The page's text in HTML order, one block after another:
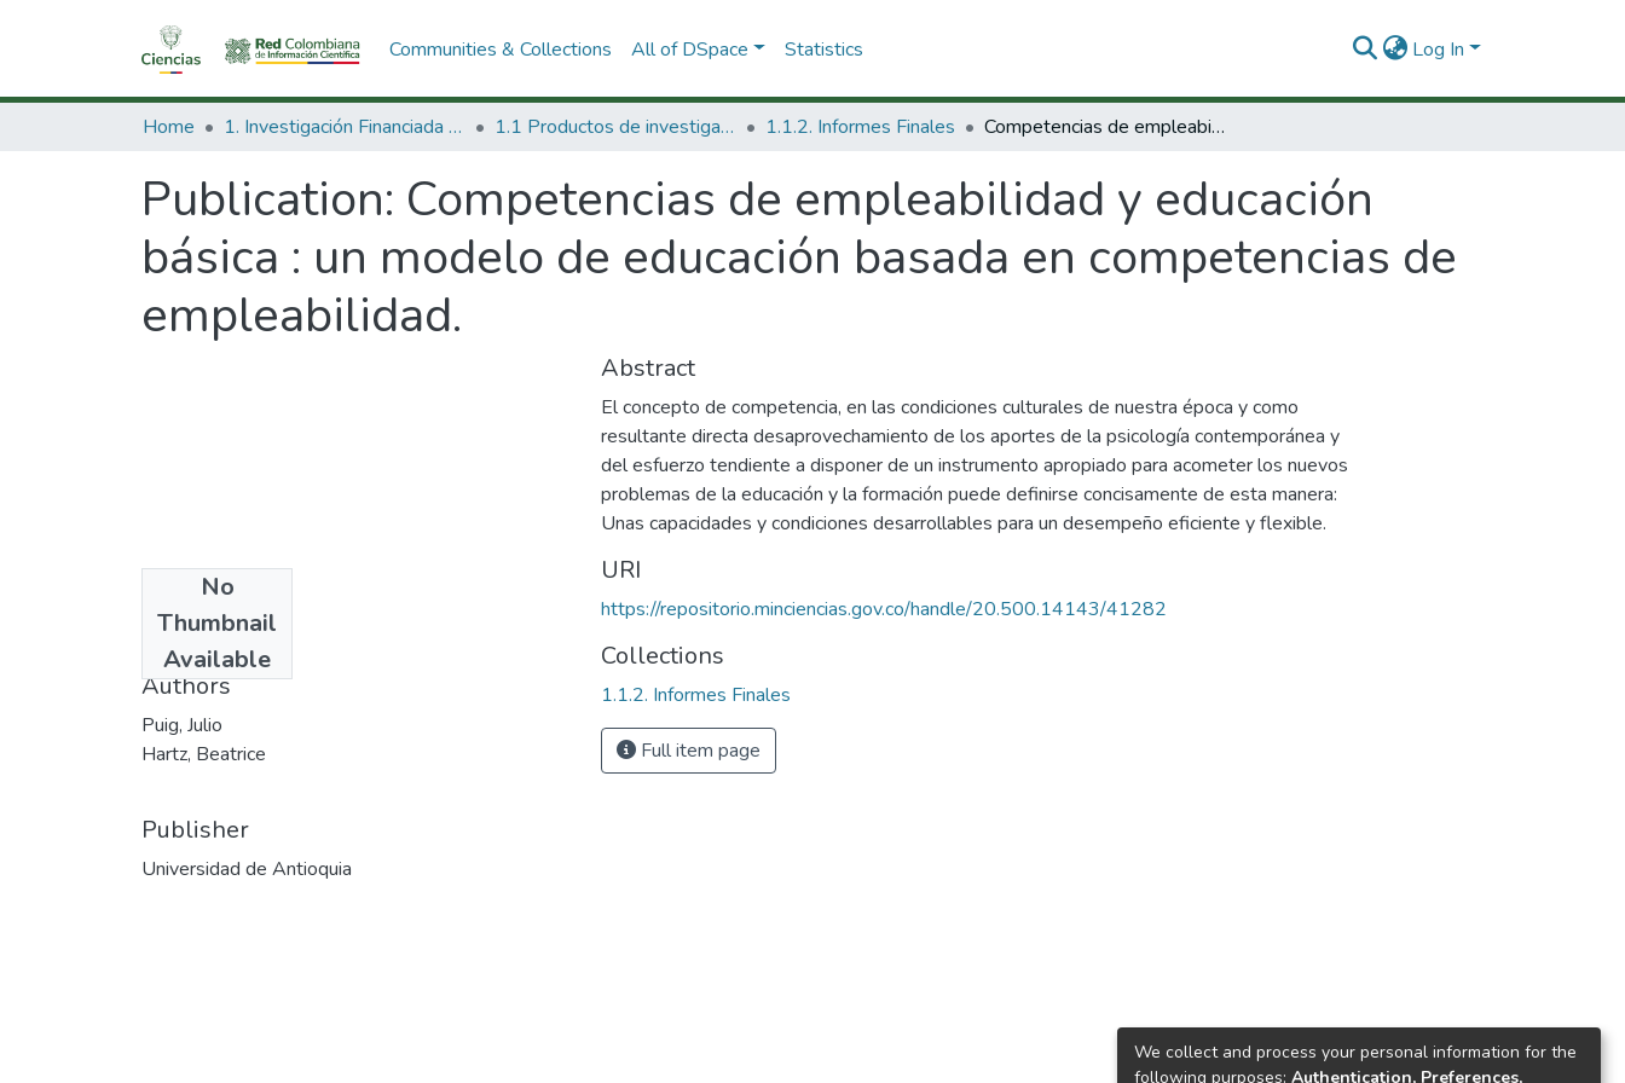
Communities & Collections All of DSpace Statistics Log In
Home 1. Investigación Financiada con Recursos Públicos 1.1 Productos de investigación 1.1.2. Informes Finales Competencias de empleabilidad y educación básica : un modelo de educación basada en competencias de empleabilidad.
Publication: Competencias de empleabilidad y educación
básica : un modelo de educación basada en competencias de
empleabilidad.
No
Thumbnail
Available
2003-05
Authors
Puig, Julio
Hartz, Beatrice
Publisher
Universidad de Antioquia
Abstract
El concepto de competencia, en las condiciones culturales de nuestra época y como
resultante directa desaprovechamiento de los aportes de la psicología contemporánea y
del esfuerzo tendiente a disponer de un instrumento apropiado para acometer los nuevos
problemas de la educación y la formación puede definirse concisamente de esta manera:
Unas capacidades y condiciones desarrollables para un desempeño eficiente y flexible.
URI
https://repositorio.minciencias.gov.co/handle/20.500.14143/41282
Collections
1.1.2. Informes Finales
Full item page
We collect and process your personal information for the
following purposes: Authentication, Preferences,